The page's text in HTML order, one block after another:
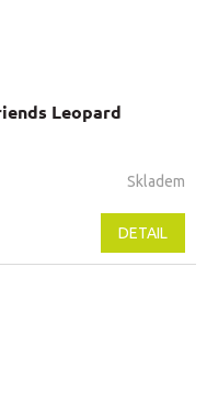
Leopard
Skladem
DETAIL